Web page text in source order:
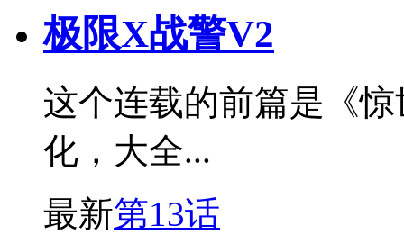
极限X战警V2
这个连载的前篇是《
化，大全...
最新第13话